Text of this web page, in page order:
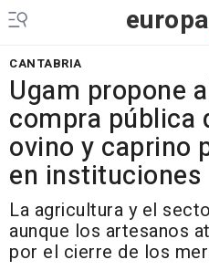
europa
CANTABRIA
Ugam propone
compra pública
ovino y caprino
en instituciones
La agricultura y el
aunque los artesanos
por el cierre de los